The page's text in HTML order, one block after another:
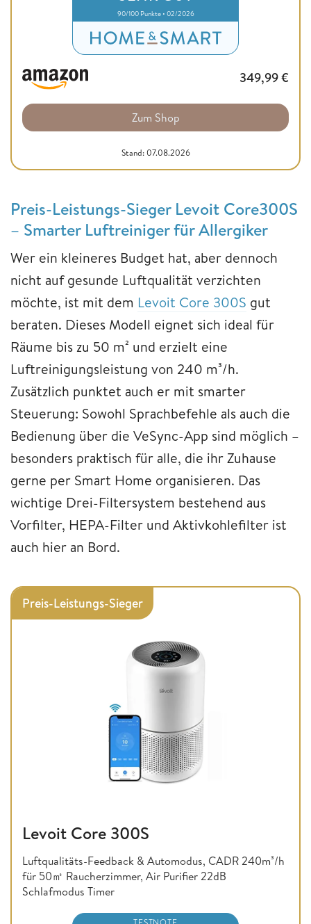
90/100 Punkte • 02/2026
349,99€
Zum Shop
Stand: 07.08.2026
Preis-Leistungs-Sieger Levoit Core300S
– Smarter Luftreiniger für Allergiker
Wer ein kleineres Budget hat, aber dennoch
nicht auf gesunde Luftqualität verzichten
möchte, ist mit dem Levoit Core 300S gut
beraten. Dieses Modell eignet sich ideal für
Räume bis zu 50 m² und erzielt eine
Luftreinigungsleistung von 240 m³/h.
Zusätzlich punktet auch er mit smarter
Steuerung: Sowohl Sprachbefehle als auch die
Bedienung über die VeSync-App sind möglich –
besonders praktisch für alle, die ihr Zuhause
gerne per Smart Home organisieren. Das
wichtige Drei-Filtersystem bestehend aus
Vorfilter, HEPA-Filter und Aktivkohlefilter ist
auch hier an Bord.
Preis-Leistungs-Sieger
Levoit Core 300S
Luftqualitäts-Feedback & Automodus, CADR 240m³/h
für 50㎡ Raucherzimmer, Air Purifier 22dB
Schlafmodus Timer